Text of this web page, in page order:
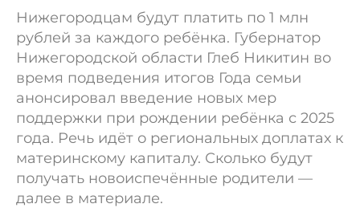
Нижегородцам будут платить по 1 млн
рублей за каждого ребёнка. Губернатор
Нижегородской области Глеб Никитин во
время подведения итогов Года семьи
анонсировал введение новых мер
поддержки при рождении ребёнка с 2025
года. Речь идёт о региональных доплатах к
материнскому капиталу. Сколько будут
получать новоиспечённые родители —
далее в материале.